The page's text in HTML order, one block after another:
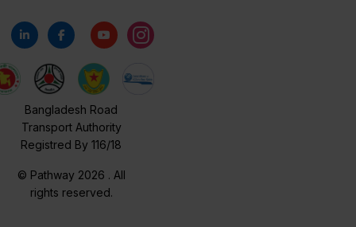
Bangladesh Road
Transport Authority
Registred By 116/18
© Pathway 2026 . All
rights reserved.